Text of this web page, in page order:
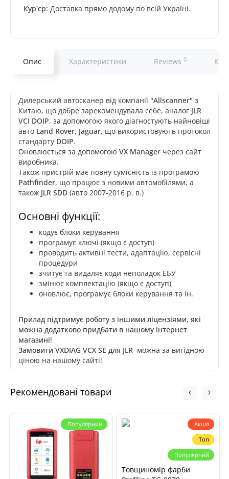
Кур'єр: Доставка прямо додому по всій Україні.
Опис Характеристики Reviews 0
Дилерський автосканер від компанії "Allscanner" з
Китаю, що добре зарекомендувала себе, аналог JLR
VCI DOIP, за допомогою якого діагностують найновіші
авто Land Rover, Jaguar, що використовують протокол
стандарту DOIP.
Оновлюється за допомогою VX Manager через сайт
виробника.
Також пристрій має повну сумісність із програмою
Pathfinder, що працює з новими автомобілями, а
також JLR SDD (авто 2007-2016 р. в.)
Основні функції:
кодує блоки керування
програмує ключі (якщо є доступ)
проводить активні тести, адаптацію, сервісні
процедури
зчитує та видаляє коди неполадок ЕБУ
змінює комплектацію (якщо є доступ)
оновлює, програмує блоки керування та ін.
Прилад підтримує роботу з іншими ліцензіями, які
можна додатково придбати в нашому інтернет
магазині!
Замовити VXDIAG VCX SE для JLR можна за вигідною
ціною на нашому сайті!
Рекомендовані товари
Популярний
Акція
Топ
Популярний
Товщиномір фарби